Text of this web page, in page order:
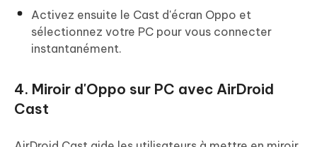
Activez ensuite le Cast d'écran Oppo et
sélectionnez votre PC pour vous connecter
instantanément.
4. Miroir d'Oppo sur PC avec AirDroid
Cast